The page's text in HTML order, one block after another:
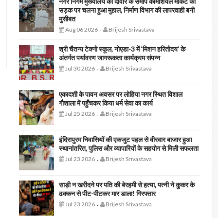
सड़क पर चलना हुआ मुहाल, निर्माण विभाग की लापरवाही बनी
मुसीबत
Aug 06 2026- Brijesh Srivastava
श्री चैतन्य टेक्नो स्कूल, नोएडा-3 में ‘मिशन हरितोदय’ के
अंतर्गत पर्यावरण जागरूकता कार्यक्रम संपन्न
Jul 30 2026- Brijesh Srivastava
एकादशी के पावन अवसर पर लोहिया नगर स्थित विशाल
गौशाला में पहुँचकर किया धर्म सेवा का कार्य
Jul 25 2026- Brijesh Srivastava
इंदिरापुरम निवासियों की एकजुट पहल से वीरवार बाजार हुआ
स्थानांतरित, पुलिस और व्यापारियों के सहयोग से मिली सफलता
Jul 23 2026- Brijesh Srivastava
साड़ी न खरीदने पर पति की बेरहमी से हत्या, पत्नी ने कुकर के
ढक्कन से पीट-पीटकर मार डाला! गिरफ्तार
Jul 23 2026- Brijesh Srivastava